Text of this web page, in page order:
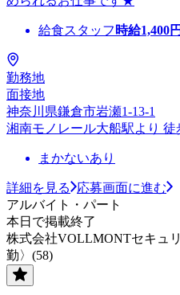
給食スタッフ 時給1,400
勤務地
面接地
神奈川県鎌倉市岩瀬1-13-1
湘南モノレール大船駅より 徒
まかないあり
詳細を見る
応募画面に進む
アルバイト・パート
本日で掲載終了
株式会社VOLLMONTセキュ
勤〉(58)